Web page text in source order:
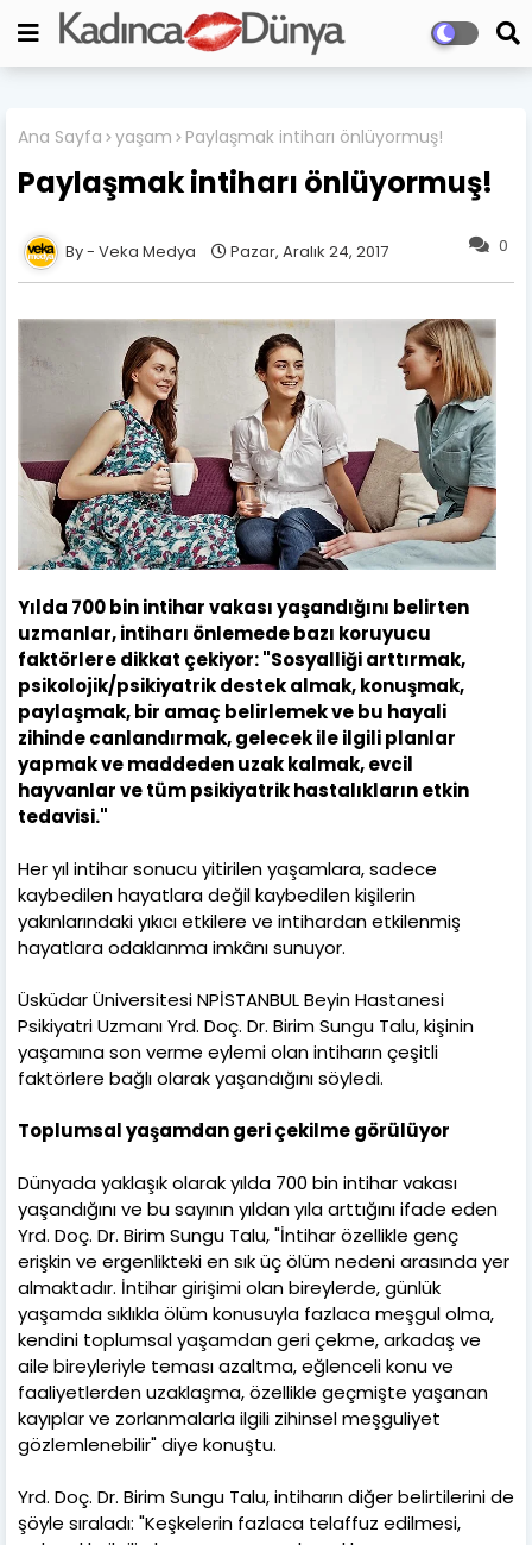
Ana Sayfa yaşam Paylaşmak intiharı önlüyormuş!
Paylaşmak intiharı önlüyormuş!
0
Veka Medya Pazar, Aralık 24, 2017
Yılda 700 bin intihar vakası yaşandığını belirten
uzmanlar, intiharı önlemede bazı koruyucu
faktörlere dikkat çekiyor: "Sosyalliği arttırmak,
psikolojik/psikiyatrik destek almak, konuşmak,
paylaşmak, bir amaç belirlemek ve bu hayali
zihinde canlandırmak, gelecek ile ilgili planlar
yapmak ve maddeden uzak kalmak, evcil
hayvanlar ve tüm psikiyatrik hastalıkların etkin
tedavisi."
Her yıl intihar sonucu yitirilen yaşamlara, sadece
kaybedilen hayatlara değil kaybedilen kişilerin
yakınlarındaki yıkıcı etkilere ve intihardan etkilenmiş
hayatlara odaklanma imkânı sunuyor.
Üsküdar Üniversitesi NPİSTANBUL Beyin Hastanesi
Psikiyatri Uzmanı Yrd. Doç. Dr. Birim Sungu Talu, kişinin
yaşamına son verme eylemi olan intiharın çeşitli
faktörlere bağlı olarak yaşandığını söyledi.
Toplumsal yaşamdan geri çekilme görülüyor
Dünyada yaklaşık olarak yılda 700 bin intihar vakası
yaşandığını ve bu sayının yıldan yıla arttığını ifade eden
Yrd. Doç. Dr. Birim Sungu Talu, "İntihar özellikle genç
erişkin ve ergenlikteki en sık üç ölüm nedeni arasında yer
almaktadır. İntihar girişimi olan bireylerde, günlük
yaşamda sıklıkla ölüm konusuyla fazlaca meşgul olma,
kendini toplumsal yaşamdan geri çekme, arkadaş ve
aile bireyleriyle teması azaltma, eğlenceli konu ve
faaliyetlerden uzaklaşma, özellikle geçmişte yaşanan
kayıplar ve zorlanmalarla ilgili zihinsel meşguliyet
gözlemlenebilir" diye konuştu.
Yrd. Doç. Dr. Birim Sungu Talu, intiharın diğer belirtilerini de
şöyle sıraladı: "Keşkelerin fazlaca telaffuz edilmesi,